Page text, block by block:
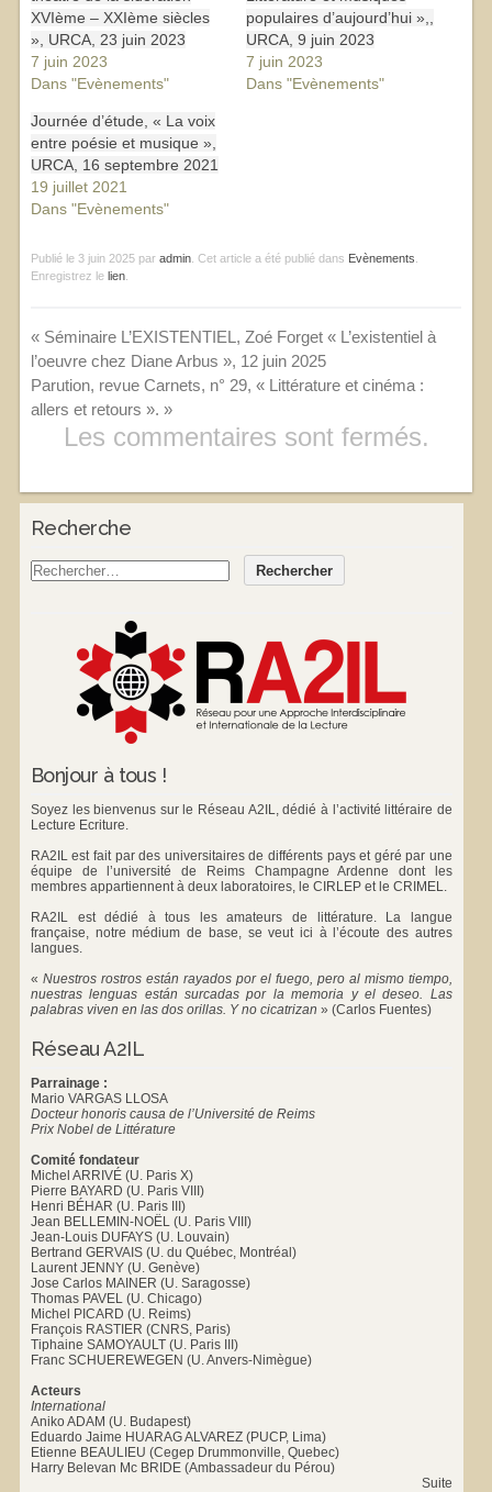
XVIème – XXIème siècles
», URCA, 23 juin 2023
7 juin 2023
Dans "Evènements"
populaires d’aujourd’hui »,,
URCA, 9 juin 2023
7 juin 2023
Dans "Evènements"
Journée d’étude, « La voix
entre poésie et musique »,
URCA, 16 septembre 2021
19 juillet 2021
Dans "Evènements"
Publié le 3 juin 2025 par admin. Cet article a été publié dans Evènements
Enregistrez le lien.
«Séminaire L’EXISTENTIEL, Zoé Forget « L’existentiel à
l’oeuvre chez Diane Arbus », 12 juin 2025
Parution, revue Carnets, n° 29, « Littérature et cinéma :
allers et retours ». »
Les commentaires sont fermés.
Recherche
Bonjour à tous !
Soyez les bienvenus sur le Réseau A2IL, dédié à l’activité littéraire de
Lecture Ecriture.
RA2IL est fait par des universitaires de différents pays et géré par une
équipe de l’université de Reims Champagne Ardenne dont les
membres appartiennent à deux laboratoires, le CIRLEPet le CRIMEL
RA2IL est dédié à tous les amateurs de littérature. La langue
française, notre médium de base, se veut ici à l’écoute des autres
langues.
« Nuestros rostros están rayados por el fuego, pero al mismo tiempo,
nuestras lenguas están surcadas por la memoria y el deseo. Las
palabras viven en las dos orillas. Y no cicatrizan » (Carlos Fuentes)
Réseau A2IL
Parrainage :
Mario VARGAS LLOSA
Docteur honoris causa de l’Université de Reims
Prix Nobel de Littérature
Comité fondateur
Michel ARRIVÉ (U. Paris X)
Pierre BAYARD (U. Paris VIII)
Henri BÉHAR (U. Paris III)
Jean BELLEMIN-NOËL (U. Paris VIII)
Jean-Louis DUFAYS (U. Louvain)
Bertrand GERVAIS (U. du Québec, Montréal)
Laurent JENNY (U. Genève)
Jose Carlos MAINER (U. Saragosse)
Thomas PAVEL (U. Chicago)
Michel PICARD (U. Reims)
François RASTIER (CNRS, Paris)
Tiphaine SAMOYAULT (U. Paris III)
Franc SCHUEREWEGEN (U. Anvers-Nimègue)
Acteurs
International
Aniko ADAM (U. Budapest)
Eduardo Jaime HUARAG ALVAREZ (PUCP, Lima)
Etienne BEAULIEU (Cegep Drummonville, Quebec)
Harry Belevan Mc BRIDE (Ambassadeur du Pérou)
Suite